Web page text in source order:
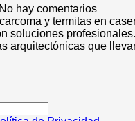
No hay comentarios
y termitas en
soluciones
arquitectónicas que